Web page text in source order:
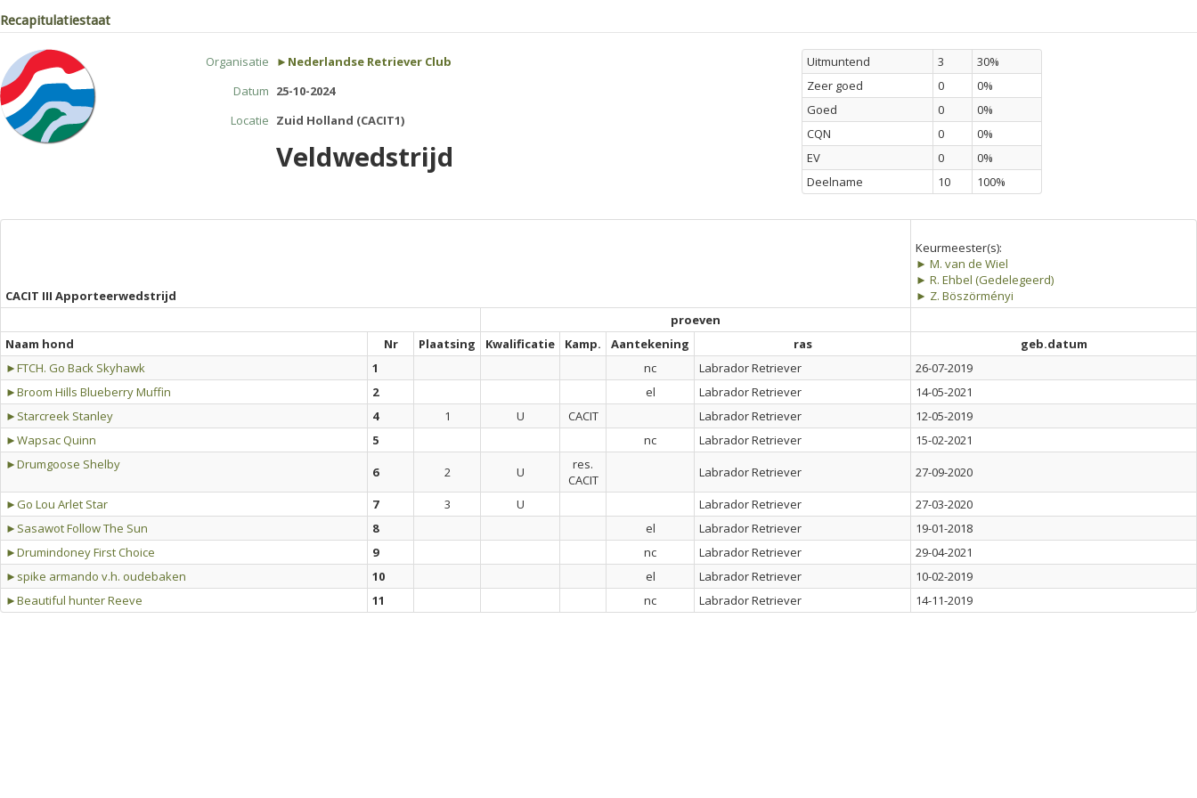
Recapitulatiestaat
Organisatie
►Nederlandse Retriever Club
Datum 25-10-2024
Locatie Zuid Holland (CACIT1)
Veldwedstrijd
Uitmuntend 3
30%
Zeer goed
0
0%
Goed
0
0%
CQN
0
0%
EV
0
0%
Deelname
10 100%
CACIT III Apporteerwedstrijd
Keurmeester(s):
► M. van de Wiel
► R. Ehbel (Gedelegeerd)
► Z. Böszörményi
proeven
Naam hond
Nr Plaatsing Kwalificatie Kamp. Aantekening ras
geb.datum
►FTCH. Go Back Skyhawk
1 nc Labrador Retriever
26-07-2019
►Broom Hills Blueberry Muffin
2 el Labrador Retriever
14-05-2021
►Starcreek Stanley
4 1 U CACIT Labrador Retriever
12-05-2019
►Wapsac Quinn
5 nc Labrador Retriever
15-02-2021
►Drumgoose Shelby
6 2 U
res.
CACIT
Labrador Retriever
27-09-2020
►Go Lou Arlet Star
7 3 U Labrador Retriever
27-03-2020
►Sasawot Follow The Sun
8 el Labrador Retriever
19-01-2018
►Drumindoney First Choice
9 nc Labrador Retriever
29-04-2021
►spike armando v.h. oudebaken
10 el Labrador Retriever
10-02-2019
►Beautiful hunter Reeve
11 nc Labrador Retriever 14-11-2019